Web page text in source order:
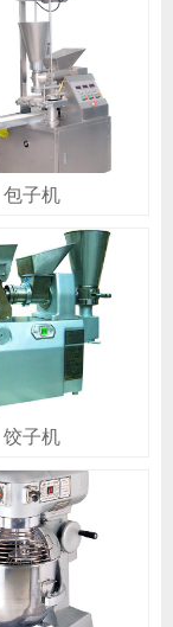
包子机
饺子机